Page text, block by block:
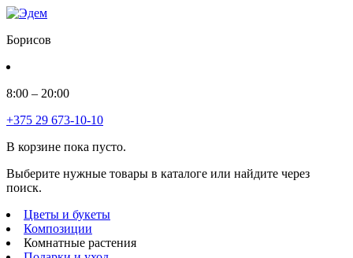
Борисов
8:00 – 20:00
+375 29 673-10-10
В корзине пока пусто.
Выберите нужные товары в каталоге или найдите через
поиск.
Цветы и букеты
Композиции
Комнатные растения